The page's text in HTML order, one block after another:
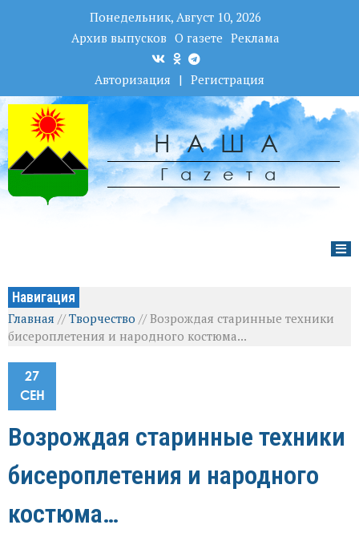
Понедельник, Август 10, 2026
Архив выпусков О газете Реклама
Авторизация | Регистрация
НАША
Гаzета
Навигация
Главная //Творчество //Возрождая старинные техники
бисероплетения и народного костюма...
27
СЕН
Возрождая старинные техники
бисероплетения и народного
костюма…